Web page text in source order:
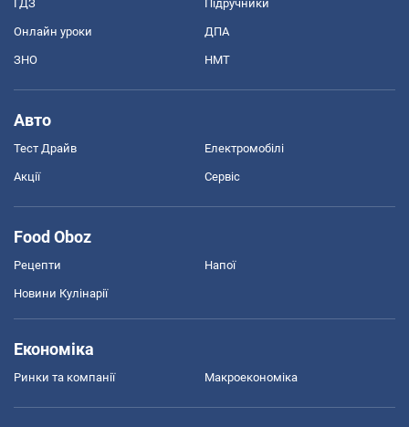
ГДЗ Підручники
Онлайн уроки ДПА
ЗНО НМТ
Авто
Тест Драйв Електромобілі
Акції Сервіс
Food Oboz
Рецепти Напої
Новини Кулінарії
Економіка
Ринки та компанії Макроекономіка